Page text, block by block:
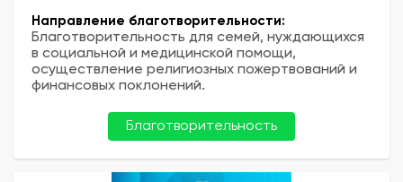
Направление благотворительности:
Благотворительность для семей, нуждающихся
в социальной и медицинской помощи,
осуществление религиозных пожертвований и
финансовых поклонений.
Благотворительность